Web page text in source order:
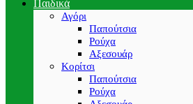
Παιδικά
Αγόρι
Παπούτσια
Ρούχα
Αξεσουάρ
Κορίτσι
Παπούτσια
Ρούχα